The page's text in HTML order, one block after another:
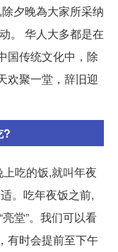
夕晚為大家所采纳
。 华人大多都是在
国传统文化中，除
欢聚一堂，辞旧迎
?
吃的饭,就叫年夜
。吃年夜饭之前,
堂”。我们可以看
有时会提前至下午